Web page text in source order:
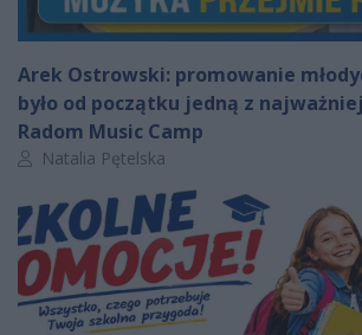
Arek Ostrowski: promowanie
było od początku jedną z
Radom Music Camp
Autor artykułu:
Natalia Pętelska